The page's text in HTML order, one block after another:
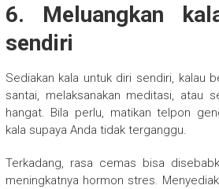
6. Meluangkan
sendiri
Sediakan kala untuk diri sendiri, kalau
santai, melaksanakan meditasi, atau
hangat. Bila perlu, matikan telpon
kala supaya Anda tidak terganggu.
Terkadang, rasa cemas bisa
meningkatnya hormon stres.